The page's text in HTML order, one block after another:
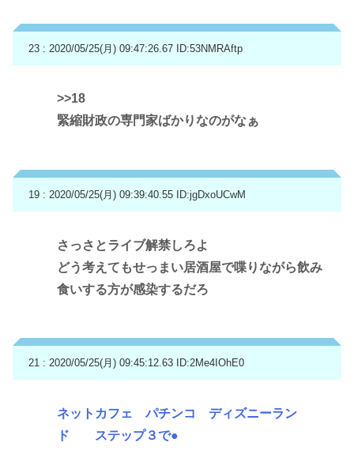
23 : 2020/05/25(月) 09:47:26.67 ID:53NMRAftp
>>18
緊縮財政の専門家ばかりなのがなぁ
19 : 2020/05/25(月) 09:39:40.55 ID:jgDxoUCwM
さっさとライブ解禁しろよ
どう考えてもせっまい居酒屋で喋りながら飲み
食いする方が感染するだろ
21 : 2020/05/25(月) 09:45:12.63 ID:2Me4IOhE0
ネットカフェ パチンコ ディズニーラン
ド ステップ３で●